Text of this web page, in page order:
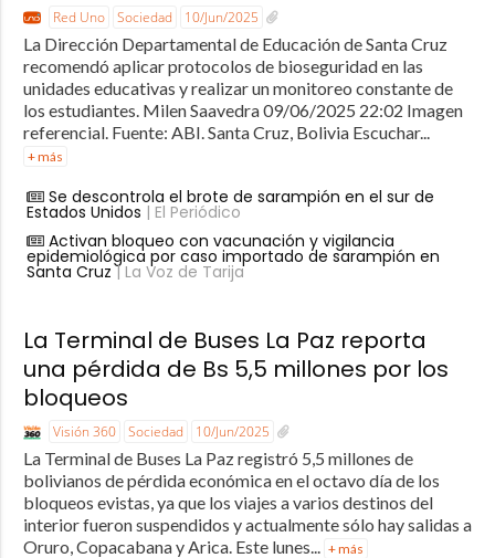
Red Uno Sociedad 10/Jun/2025
La Dirección Departamental de Educación de Santa Cruz
recomendó aplicar protocolos de bioseguridad en las
unidades educativas y realizar un monitoreo constante de
los estudiantes. Milen Saavedra 09/06/2025 22:02 Imagen
referencial. Fuente: ABI. Santa Cruz, Bolivia Escuchar...
+ más
Se descontrola el brote de sarampión en el sur de
Estados Unidos | El Periódico
Activan bloqueo con vacunación y vigilancia
epidemiológica por caso importado de sarampión en
Santa Cruz| La Voz de Tarija
La Terminal de Buses La Paz reporta
una pérdida de Bs 5,5 millones por los
bloqueos
Visión 360 Sociedad 10/Jun/2025
La Terminal de Buses La Paz registró 5,5 millones de
bolivianos de pérdida económica en el octavo día de los
bloqueos evistas, ya que los viajes a varios destinos del
interior fueron suspendidos y actualmente sólo hay salidas a
Oruro, Copacabana y Arica. Este lunes...
+ más